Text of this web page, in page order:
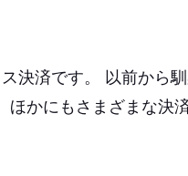
決済です。 以前から
かにもさまざまな決